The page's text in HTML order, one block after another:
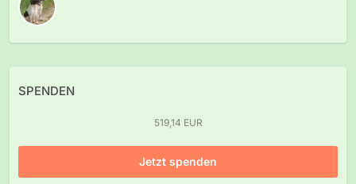
SPENDEN
519,14 EUR
Jetzt spenden